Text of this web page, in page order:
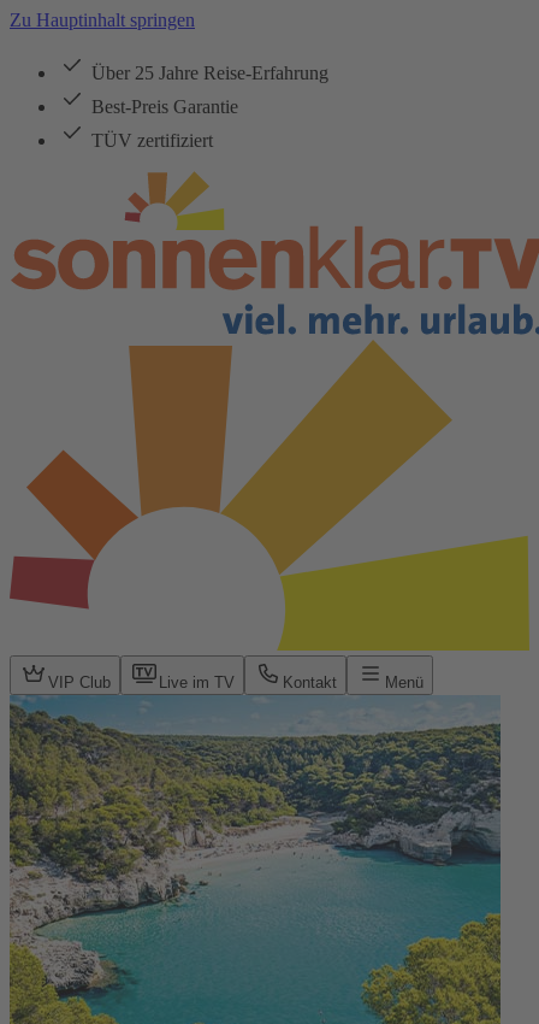
Zu Hauptinhalt springen
Über 25 Jahre Reise-Erfahrung
Best-Preis Garantie
TÜV zertifiziert
VIP Club Live im TV Kontakt Menü